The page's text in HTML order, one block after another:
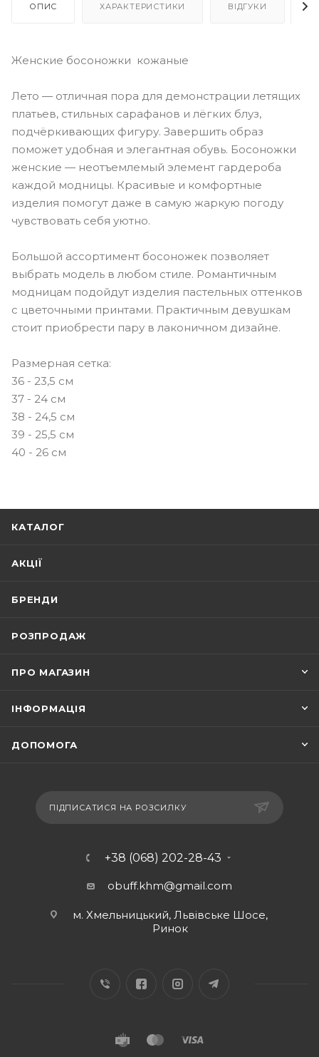
ОПИС ХАРАКТЕРИСТИКИ ВІДГУКИ
Женские босоножки кожаные
Лето — отличная пора для демонстрации летящих
платьев, стильных сарафанов и лёгких блуз,
подчёркивающих фигуру. Завершить образ
поможет удобная и элегантная обувь. Босоножки
женские — неотъемлемый элемент гардероба
каждой модницы. Красивые и комфортные
изделия помогут даже в самую жаркую погоду
чувствовать себя уютно.
Большой ассортимент босоножек позволяет
выбрать модель в любом стиле. Романтичным
модницам подойдут изделия пастельных оттенков
с цветочными принтами. Практичным девушкам
стоит приобрести пару в лаконичном дизайне.
Размерная сетка:
36 - 23,5 см
37 - 24 см
38 - 24,5 см
39 - 25,5 см
40 - 26 см
КАТАЛОГ
АКЦІЇ
БРЕНДИ
РОЗПРОДАЖ
ПРО МАГАЗИН
ІНФОРМАЦІЯ
ДОПОМОГА
ПІДПИСАТИСЯ НА РОЗСИЛКУ
+38 (068) 202-28-43
obuff.khm@gmail.com
м. Хмельницький, Львівське Шосе,
Ринок